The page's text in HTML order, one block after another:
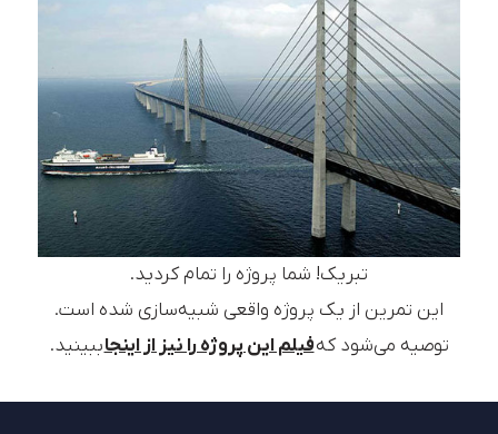
تبریک! شما پروژه را تمام کردید.
این تمرین از یک پروژه واقعی شبیه‌سازی شده است.
توصیه می‌شود کهفیلم این پروژه را نیز از اینجاببینید.